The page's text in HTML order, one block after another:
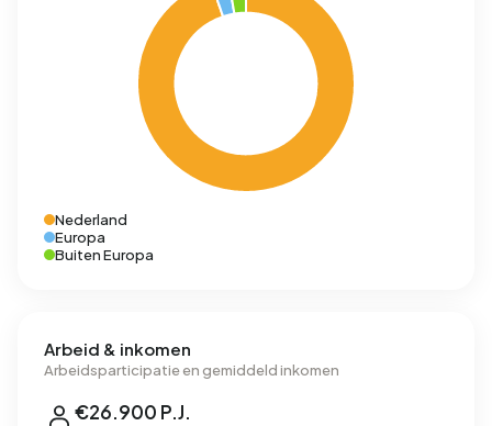
Nederland
Europa
Buiten Europa
Arbeid & inkomen
Arbeidsparticipatie en gemiddeld inkomen
€26.900 P.J.